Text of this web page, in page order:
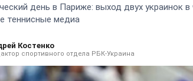
день в Париже: выход двух украинок в
теннисные медиа
Костенко
спортивного отдела РБК-Украина